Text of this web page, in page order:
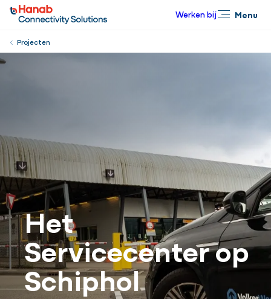
Werken bij Menu
Projecten
Het
Servicecenter op
Schiphol
Sluiten